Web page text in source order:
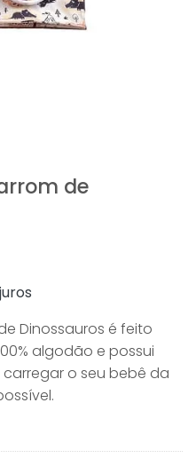
de
Dinossauros é feito
algodão e possui
o seu bebê da